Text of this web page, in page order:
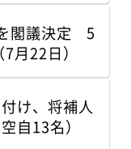
閣議決定 5
月22日）
け、将補人
自13名）